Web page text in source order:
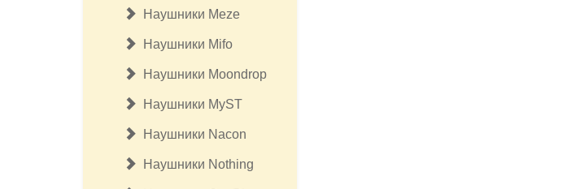
Наушники Meze
Наушники Mifo
Наушники Moondrop
Наушники MyST
Наушники Nacon
Наушники Nothing